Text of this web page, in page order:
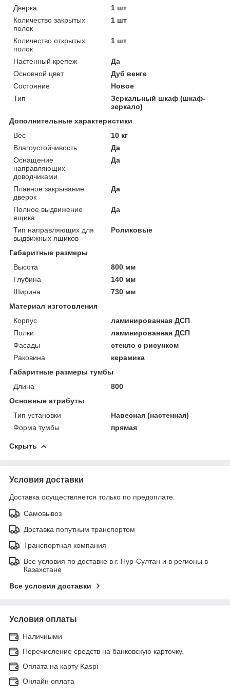
Дверка
1 шт
Количество закрытых
полок
1 шт
Количество открытых
полок
1 шт
Настенный крепеж
Да
Основной цвет
Дуб венге
Состояние
Новое
Тип
Зеркальный шкаф (шкаф-
зеркало)
Дополнительные характеристики
Вес
10 кг
Влагоустойчивость
Да
Оснащение
направляющих
доводчиками
Да
Плавное закрывание
дверок
Да
Полное выдвижение
ящика
Да
Тип направляющих для
выдвижных ящиков
Роликовые
Габаритные размеры
Высота
800 мм
Глубина
140 мм
Ширина
730 мм
Материал изготовления
Корпус
ламинированная ДСП
Полки
ламинированная ДСП
Фасады
стекло с рисунком
Раковина
керамика
Габаритные размеры тумбы
Длина
800
Основные атрибуты
Тип установки
Навесная (настенная)
Форма тумбы
прямая
Скрыть
Условия доставки
Доставка осуществляется только по предоплате.
Самовывоз
Доставка попутным транспортом
Транспортная компания
Все условия по доставке в г. Нур-Султан и в регионы в
Казахстане
Все условия доставки
Условия оплаты
Наличными
Перечисление средств на банковскую карточку.
Оплата на карту Kaspi
Онлайн оплата